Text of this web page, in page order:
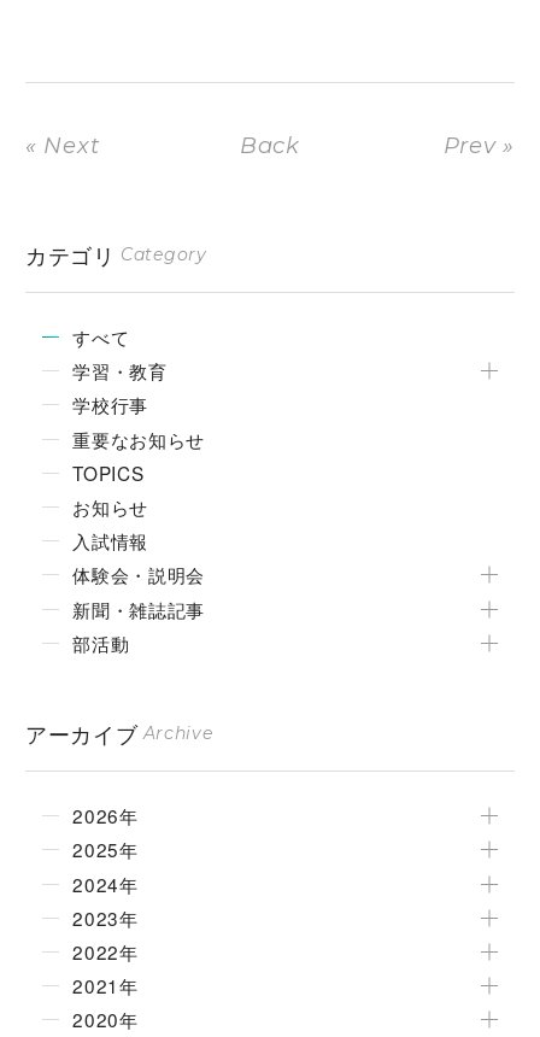
« Next Back Prev »
カテゴリ Category
すべて
学習・教育
学校行事
重要なお知らせ
TOPICS
お知らせ
入試情報
体験会・説明会
新聞・雑誌記事
部活動
アーカイブ Archive
2026年
2025年
2024年
2023年
2022年
2021年
2020年